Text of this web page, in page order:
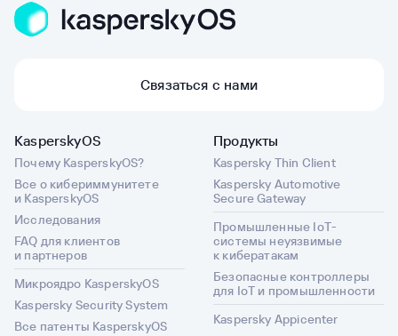
Связаться с нами
KasperskyOS
Почему KasperskyOS?
Все о кибериммунитете
и KasperskyOS
Исследования
FAQ для клиентов
и партнеров
Микроядро KasperskyOS
Kaspersky Security System
Все патенты KasperskyOS
Продукты
Kaspersky Thin Client
Kaspersky Automotive
Secure Gateway
Промышленные IoT-
системы неуязвимые
к кибератакам
Безопасные контроллеры
для IoT и промышленности
Kaspersky Appicenter